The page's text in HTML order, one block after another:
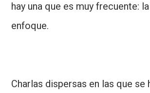
hay una que es muy frecuente:
enfoque.
Charlas dispersas en las que se